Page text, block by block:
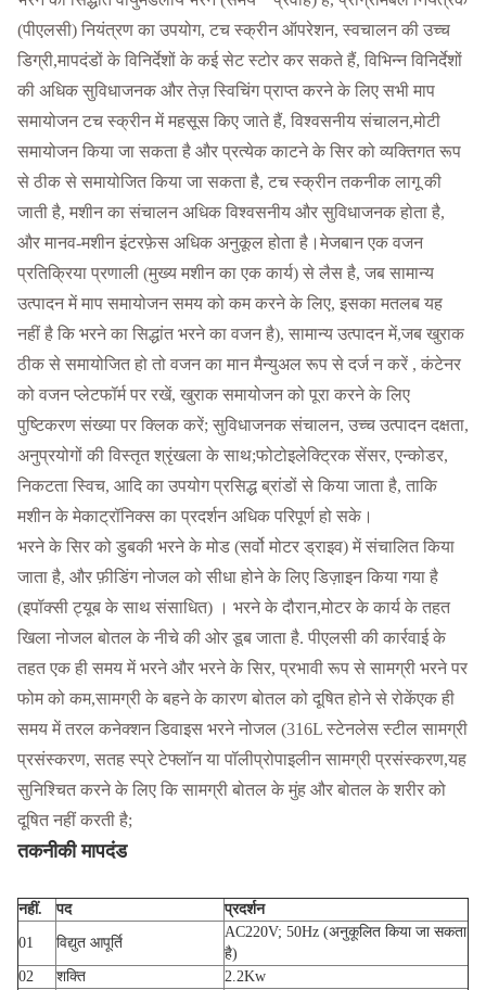
(पीएलसी) नियंत्रण का उपयोग, टच स्क्रीन ऑपरेशन, स्वचालन की उच्च
डिग्री,मापदंडों के विनिर्देशों के कई सेट स्टोर कर सकते हैं, विभिन्न विनिर्देशों
की अधिक सुविधाजनक और तेज़ स्विचिंग प्राप्त करने के लिए सभी माप
समायोजन टच स्क्रीन में महसूस किए जाते हैं, विश्वसनीय संचालन,मोटी
समायोजन किया जा सकता है और प्रत्येक काटने के सिर को व्यक्तिगत रूप
से ठीक से समायोजित किया जा सकता है, टच स्क्रीन तकनीक लागू की
जाती है, मशीन का संचालन अधिक विश्वसनीय और सुविधाजनक होता है,
और मानव-मशीन इंटरफ़ेस अधिक अनुकूल होता है।मेजबान एक वजन
प्रतिक्रिया प्रणाली (मुख्य मशीन का एक कार्य) से लैस है, जब सामान्य
उत्पादन में माप समायोजन समय को कम करने के लिए, इसका मतलब यह
नहीं है कि भरने का सिद्धांत भरने का वजन है), सामान्य उत्पादन में,जब खुराक
ठीक से समायोजित हो तो वजन का मान मैन्युअल रूप से दर्ज न करें , कंटेनर
को वजन प्लेटफॉर्म पर रखें, खुराक समायोजन को पूरा करने के लिए
पुष्टिकरण संख्या पर क्लिक करें; सुविधाजनक संचालन, उच्च उत्पादन दक्षता,
अनुप्रयोगों की विस्तृत श्रृंखला के साथ;फोटोइलेक्ट्रिक सेंसर, एन्कोडर,
निकटता स्विच, आदि का उपयोग प्रसिद्ध ब्रांडों से किया जाता है, ताकि
मशीन के मेकाट्रॉनिक्स का प्रदर्शन अधिक परिपूर्ण हो सके।
भरने के सिर को डुबकी भरने के मोड (सर्वो मोटर ड्राइव) में संचालित किया
जाता है, और फ़ीडिंग नोजल को सीधा होने के लिए डिज़ाइन किया गया है
(इपॉक्सी ट्यूब के साथ संसाधित) । भरने के दौरान,मोटर के कार्य के तहत
खिला नोजल बोतल के नीचे की ओर डूब जाता है. पीएलसी की कार्रवाई के
तहत एक ही समय में भरने और भरने के सिर, प्रभावी रूप से सामग्री भरने पर
फोम को कम,सामग्री के बहने के कारण बोतल को दूषित होने से रोकेंएक ही
समय में तरल कनेक्शन डिवाइस भरने नोजल (316L स्टेनलेस स्टील सामग्री
प्रसंस्करण, सतह स्प्रे टेफ्लॉन या पॉलीप्रोपाइलीन सामग्री प्रसंस्करण,यह
सुनिश्चित करने के लिए कि सामग्री बोतल के मुंह और बोतल के शरीर को
दूषित नहीं करती है;
तकनीकी मापदंड
नहीं. पद प्रदर्शन
01 विद्युत आपूर्ति
AC220V; 50Hz (अनुकूलित किया जा सकता
है)
02
शक्ति
2.2Kw